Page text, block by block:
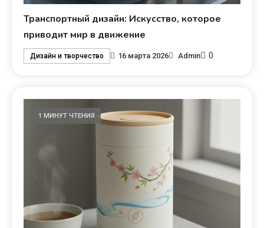
Транспортный дизайн: Искусство, которое
приводит мир в движение
Дизайн и творчество 16 марта 2026 Admin 0
1 МИНУТ ЧТЕНИЯ